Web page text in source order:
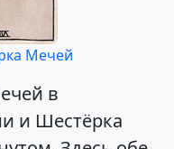
Мечей
в
и Шестёрка